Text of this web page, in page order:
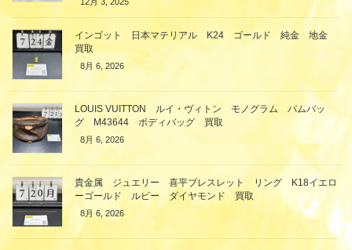
インゴット 日本マテリアル K24 ゴールド 純金 地金
買取
8月 6, 2026
LOUIS VUITTON ルイ・ヴィトン モノグラム バムバッ
グ M43644 ボディバッグ 買取
8月 6, 2026
貴金属 ジュエリー 喜平ブレスレット リング K18イエロ
ーゴールド ルビー ダイヤモンド 買取
8月 6, 2026